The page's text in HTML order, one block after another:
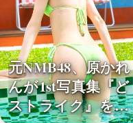
元NMB48、原かれ
んが1st写真集『ど
ストライク』を…